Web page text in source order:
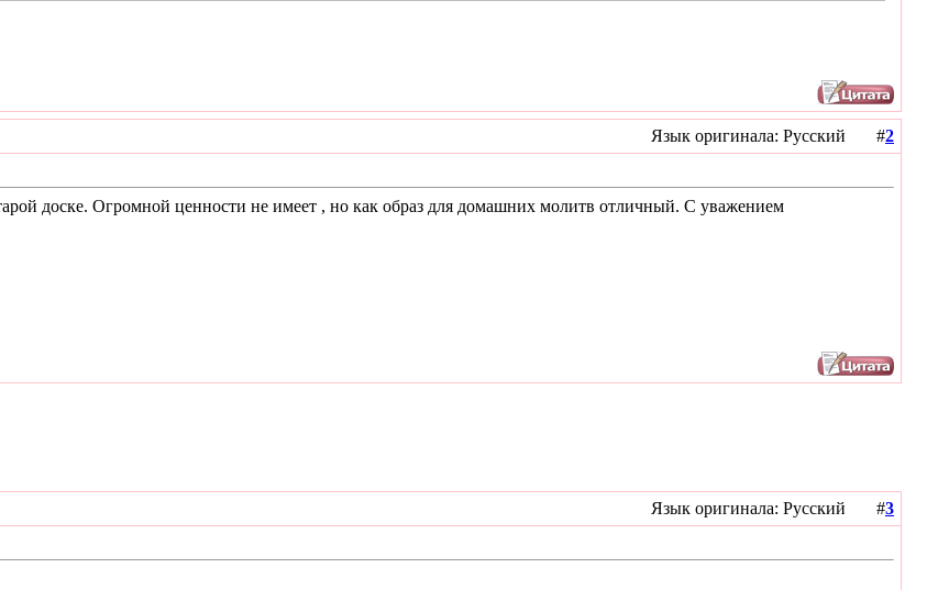
Язык оригинала: Русский #2
доске. Огромной ценности не имеет , но как образ для домашних молитв отличный. С уважением
Язык оригинала: Русский #3